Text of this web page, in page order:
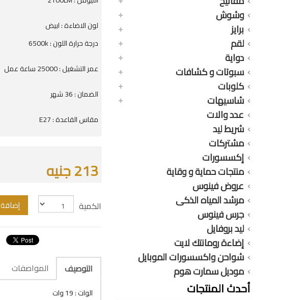
وشوش
برايز
لقم
دواية
سبوتات و كشافات
كلوبات
شاسيهات
عدد والات
شريط ليد
مشتركات
إكسسورات
منتجات حماية و وقاية
عروض فينوس
مرشد المياه الذكى
جرس فينوس
ليد بروفايل
إضاءة رومانتك لايت
شواحن واكسسورات الموبايل
موديل سمارت هوم
أحدث المنتجات
لون الاضاءة : ابيض
درجة حرارة اللون : 6500k
عمر التشغيل : 25000 ساعة عمل
الضمان : 36 شهر
مقاس القاعدة : E27
213 جنيه
الكمية إضافة
التوصيف المواصفات
الوات : 19 وات